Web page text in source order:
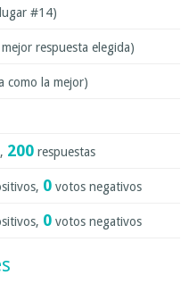
#14)
respuesta elegida)
como la mejor)
200 respuestas
0 votos negativos
0 votos negativos